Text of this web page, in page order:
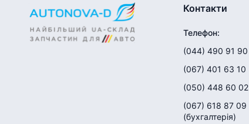
Контакти
Телефон:
(044) 490 91 90
(067) 401 63 10
(050) 448 60 02
(067) 618 87 09
(бухгалтерія)